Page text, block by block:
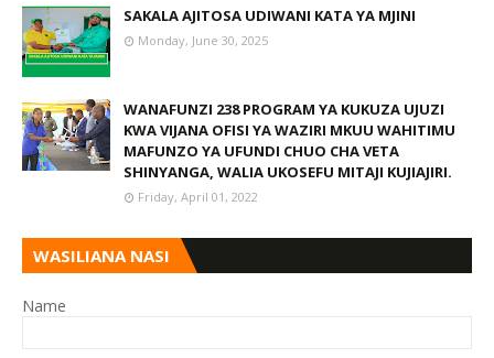
SAKALA AJITOSA UDIWANI KATA YA MJINI
Monday, June 30, 2025
WANAFUNZI 238 PROGRAM YA KUKUZA UJUZI
KWA VIJANA OFISI YA WAZIRI MKUU WAHITIMU
MAFUNZO YA UFUNDI CHUO CHA VETA
SHINYANGA, WALIA UKOSEFU MITAJI KUJIAJIRI.
Friday, April 01, 2022
WASILIANA NASI
Name